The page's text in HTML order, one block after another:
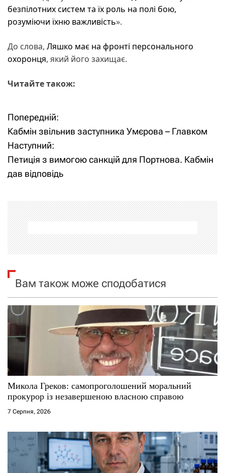
безпілотних систем та їх роль на полі бою,
розуміючи їхню важливість».
До слова, Ляшко має на фронті персонального
охоронця, який його захищає.
Читайте також:
Н
а
в
г
а
ц
і
я
з
а
п
и
с
в
Попередній:
Кабмін звільнив заступника Умєрова – Главком
Наступний:
Петиція з вимогою санкцій для Портнова. Кабмін
дав відповідь
Вам також може сподобатися
Микола Греков: самопроголошений моральний
прокурор із незавершеною власною справою
7 Серпня, 2026